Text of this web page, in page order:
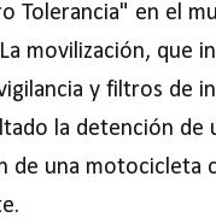
Tolerancia" en el
movilización, que
y filtros de
la detención de
de una motocicleta